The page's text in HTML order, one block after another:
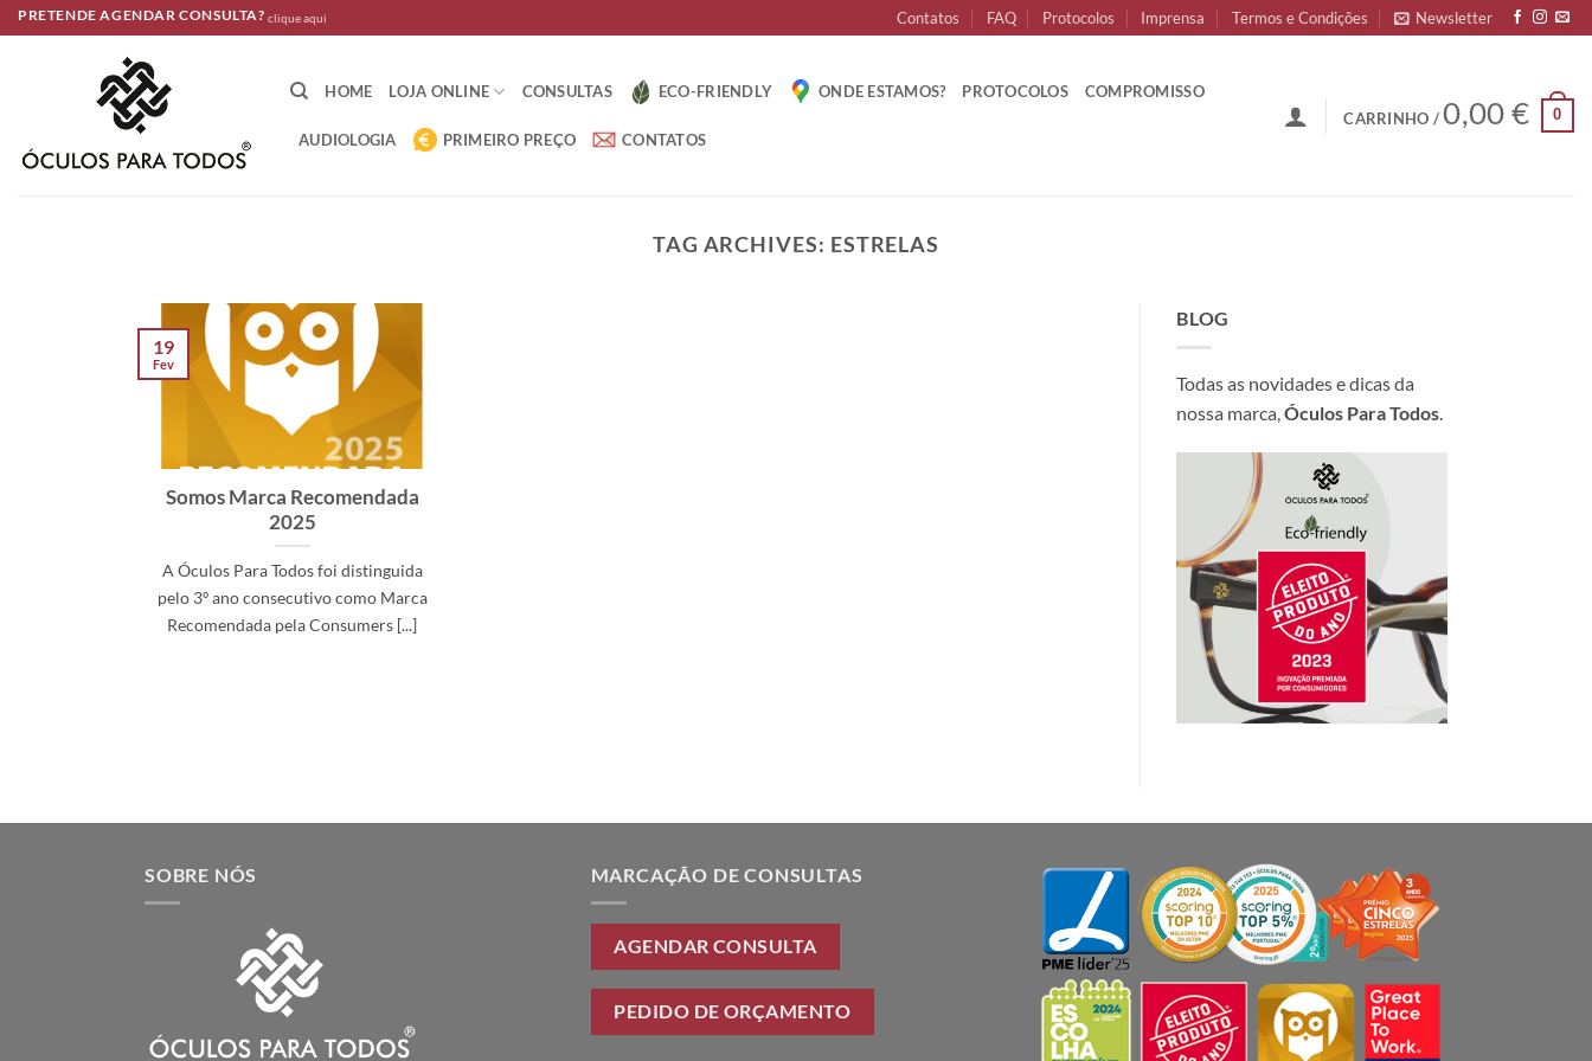
Skip
to
PRETENDE AGENDAR CONSULTA?clique aqui Contatos FAQ Protocolos Imprensa Termos e Condições Newsletter
HOME LOJA ONLINE CONSULTAS ECO-FRIENDLY ONDE ESTAMOS? PROTOCOLOS COMPROMISSO
AUDIOLOGIA PRIMEIRO PREÇO CONTATOS
CARRINHO /0,00 € 0
TAG ARCHIVES: ESTRELAS
Somos Marca Recomendada
2025
A Óculos Para Todos foi distinguida
pelo 3º ano consecutivo como Marca
Recomendada pela Consumers [...]
19
Fev
BLOG
Todas as novidades e dicas da
nossa marca, Óculos Para Todos
SOBRE NÓS MARCAÇÃO DE CONSULTAS
AGENDAR CONSULTA
PEDIDO DE ORÇAMENTO